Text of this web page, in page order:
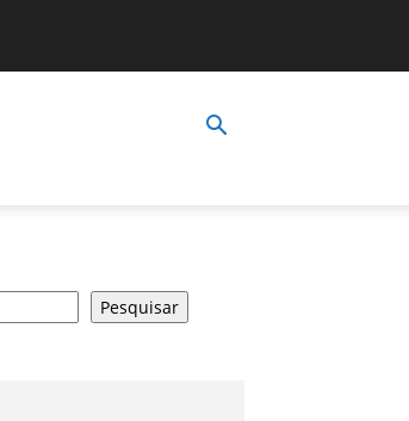
Pesquisar